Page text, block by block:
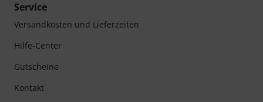
Service
Versandkosten und Lieferzeiten
Hilfe-Center
Gutscheine
Kontakt